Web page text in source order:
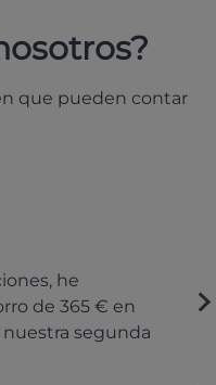
que pueden contar
he
de 365 € en
segunda